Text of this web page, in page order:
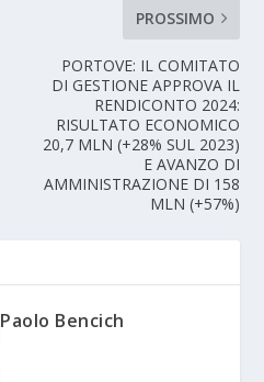
PROSSIMO
PORTOVE: IL COMITATO
DI GESTIONE APPROVA IL
RENDICONTO 2024:
RISULTATO ECONOMICO
20,7 MLN (+28% SUL 2023)
E AVANZO DI
AMMINISTRAZIONE DI 158
MLN (+57%)
Paolo Bencich